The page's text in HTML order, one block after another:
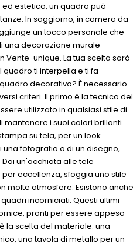
estetico, un quadro può
In soggiorno, in camera da
un tocco personale che
una decorazione murale
Vente-unique. La tua scelta sarà
ti interpella e ti fa
decorativo? È necessario
criteri. Il primo è la tecnica del
utilizzato in qualsiasi stile di
mantenere i suoi colori brillanti
su tela, per un look
fotografia o di un disegno,
un'occhiata alle tele
eccellenza, sfoggia uno stile
molte atmosfere. Esistono anche
incorniciati. Questi ultimi
pronti per essere appeso
la scelta del materiale: una
una tavola di metallo per un